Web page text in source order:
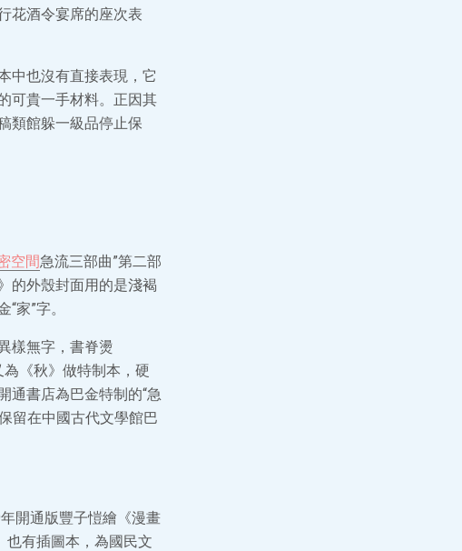
花酒令宴席的座次表
中也沒有直接表現，它
可貴一手材料。正因其
類館躲一級品停止保
空間急流三部曲”第二部
的外殼封面用的是淺褐
家”字。
樣無字，書脊燙
《秋》做特制本，硬
通書店為巴金特制的“急
留在中國古代文學館巴
開通版豐子愷繪《漫畫
也有插圖本，為國民文